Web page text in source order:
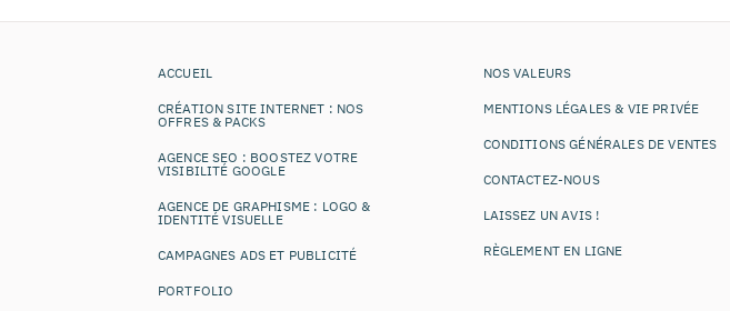
ACCUEIL
CRÉATION SITE INTERNET : NOS
OFFRES & PACKS
AGENCE SEO : BOOSTEZ VOTRE
VISIBILITÉ GOOGLE
AGENCE DE GRAPHISME : LOGO &
IDENTITÉ VISUELLE
CAMPAGNES ADS ET PUBLICITÉ
PORTFOLIO
NOS VALEURS
MENTIONS LÉGALES & VIE PRIVÉE
CONDITIONS GÉNÉRALES DE VENTES
CONTACTEZ-NOUS
LAISSEZ UN AVIS !
RÈGLEMENT EN LIGNE